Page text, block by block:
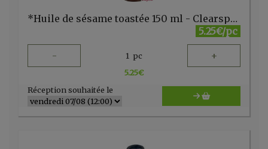
*Huile de sésame toastée 150 ml - Clearspring- UK
5.25€/pc
- 1 pc +
5.25€
Réception souhaitée le